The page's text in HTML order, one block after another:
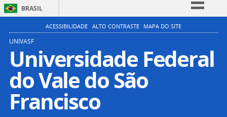
BRASIL
Simplifique!
Participe
Acesso à informação
Legislação
ACESSIBILIDADE ALTO CONTRASTE MAPA DO SITE
UNIVASF
Universidade Federal
do Vale do São
Francisco